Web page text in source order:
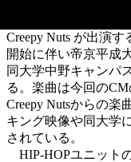
Creepy Nuts が出演
開始に伴い帝京平成
同大学中野キャンパ
る。楽曲は今回の
Creepy Nutsからの楽
キング映像や同大学
されている。
HIP-HOPユニット